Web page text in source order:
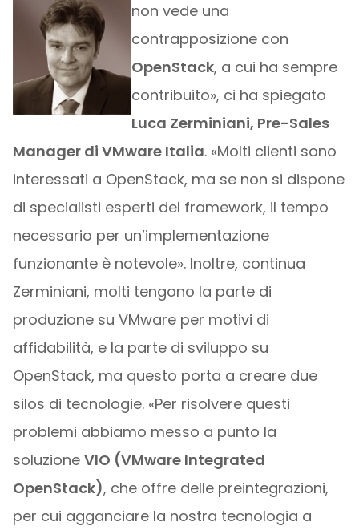
non vede una
contrapposizione con
OpenStack, a cui ha sempre
contribuito», ci ha spiegato
Luca Zerminiani, Pre-Sales
Manager di VMware Italia. «Molti clienti sono
interessati a OpenStack, ma se non si dispone
di specialisti esperti del framework, il tempo
necessario per un’implementazione
funzionante è notevole». Inoltre, continua
Zerminiani, molti tengono la parte di
produzione su VMware per motivi di
affidabilità, e la parte di sviluppo su
OpenStack, ma questo porta a creare due
silos di tecnologie. «Per risolvere questi
problemi abbiamo messo a punto la
soluzione VIO (VMware Integrated
OpenStack), che offre delle preintegrazioni,
per cui agganciare la nostra tecnologia a